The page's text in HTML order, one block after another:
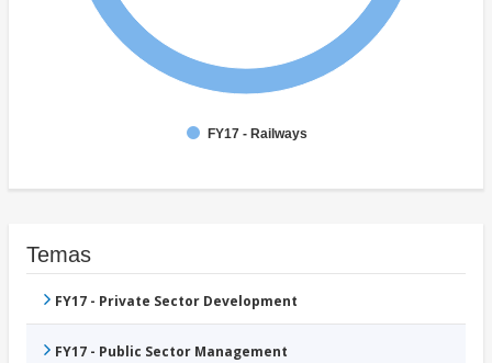
FY17 - Railways
Temas
FY17 - Private Sector Development
FY17 - Public Sector Management